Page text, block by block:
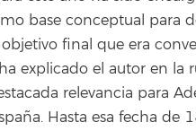
base conceptual para
final que era
explicado el autor en la
relevancia para
Hasta esa fecha